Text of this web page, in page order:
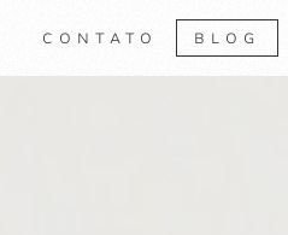
CONTATO BLOG